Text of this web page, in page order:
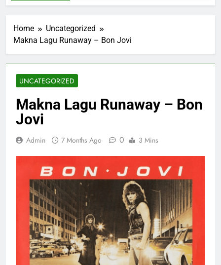
Home
Uncategorized
Makna Lagu Runaway – Bon Jovi
UNCATEGORIZED
Makna Lagu Runaway – Bon
Jovi
Admin 7 Months Ago 0 3 Mins